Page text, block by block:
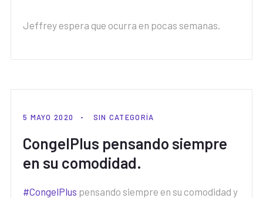
Jeffrey espera que ocurra en pocas semanas.
5 MAYO 2020 SIN CATEGORÍA
CongelPlus pensando siempre
en su comodidad.
#CongelPlus pensando siempre en su comodidad y